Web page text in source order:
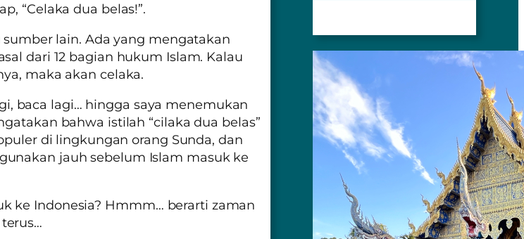
“Celaka dua belas!”.
sumber lain. Ada yang mengatakan
dari 12 bagian hukum Islam. Kalau
maka akan celaka.
baca lagi… hingga saya menemukan
bahwa istilah “cilaka dua belas”
di lingkungan orang Sunda, dan
jauh sebelum Islam masuk ke
ke Indonesia? Hmmm… berarti zaman